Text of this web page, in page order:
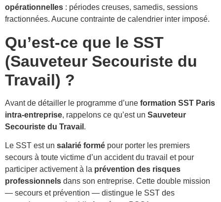
opérationnelles : périodes creuses, samedis, sessions
fractionnées. Aucune contrainte de calendrier inter imposé.
Qu’est-ce que le SST
(Sauveteur Secouriste du
Travail) ?
Avant de détailler le programme d’une formation SST Paris
intra-entreprise, rappelons ce qu’est un Sauveteur
Secouriste du Travail .
Le SST est un salarié formé pour porter les premiers
secours à toute victime d’un accident du travail et pour
participer activement à la prévention des risques
professionnels dans son entreprise. Cette double mission
— secours et prévention — distingue le SST des